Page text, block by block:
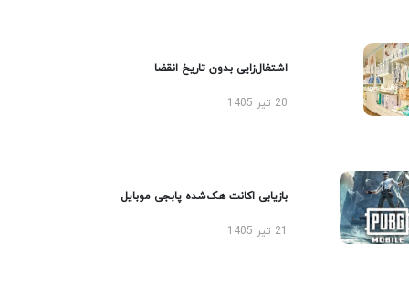
اشتغال‌زایی بدون تاریخ انقضا
20 تیر 1405
بازیابی اکانت هک‌شده پابجی موبایل